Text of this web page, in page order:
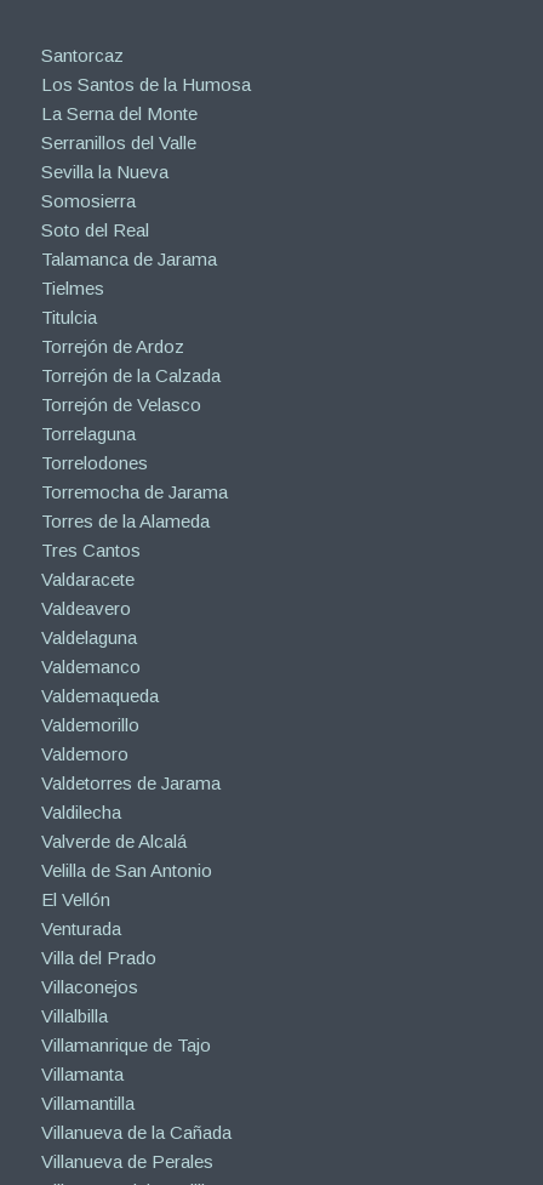
Santorcaz
Los Santos de la Humosa
La Serna del Monte
Serranillos del Valle
Sevilla la Nueva
Somosierra
Soto del Real
Talamanca de Jarama
Tielmes
Titulcia
Torrejón de Ardoz
Torrejón de la Calzada
Torrejón de Velasco
Torrelaguna
Torrelodones
Torremocha de Jarama
Torres de la Alameda
Tres Cantos
Valdaracete
Valdeavero
Valdelaguna
Valdemanco
Valdemaqueda
Valdemorillo
Valdemoro
Valdetorres de Jarama
Valdilecha
Valverde de Alcalá
Velilla de San Antonio
El Vellón
Venturada
Villa del Prado
Villaconejos
Villalbilla
Villamanrique de Tajo
Villamanta
Villamantilla
Villanueva de la Cañada
Villanueva de Perales